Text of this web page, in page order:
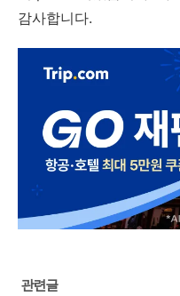
감사합니다.
관련글